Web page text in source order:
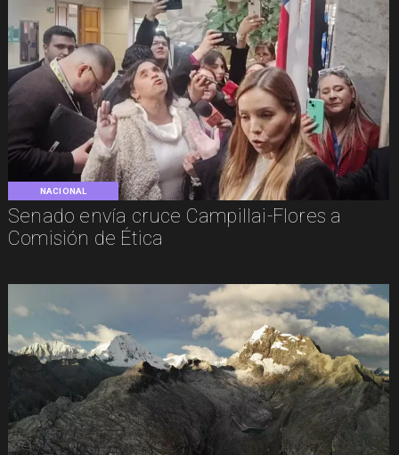
NACIONAL
Senado envía cruce Campillai-Flores a
Comisión de Ética